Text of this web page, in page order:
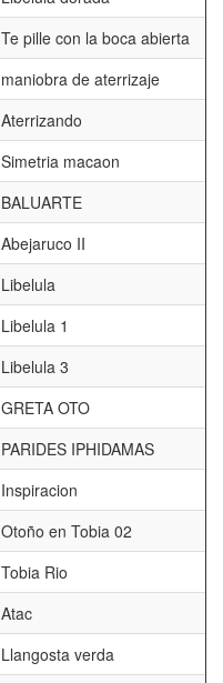
Te pille con la boca abierta
maniobra de aterrizaje
Aterrizando
Simetria macaon
BALUARTE
Abejaruco II
Libelula
Libelula 1
Libelula 3
GRETA OTO
PARIDES IPHIDAMAS
Inspiracion
Otoño en Tobia 02
Tobia Rio
Atac
Llangosta verda